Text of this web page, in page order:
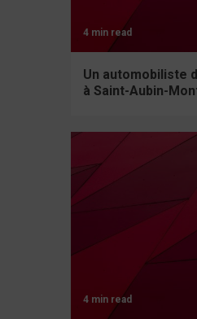
4 min read
Un automobiliste
à Saint-Aubin-
4 min read